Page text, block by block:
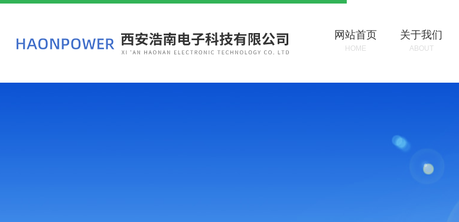
网站首页
HOME
关于我们
ABOUT